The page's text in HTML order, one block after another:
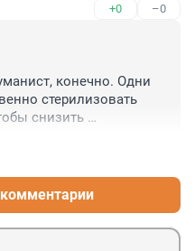
рукам и ногами и..,
это - не передать,
Клятвы! ) И.., я
не могу, только..
+0 –0
конечно. Одни
стерилизовать
снизить